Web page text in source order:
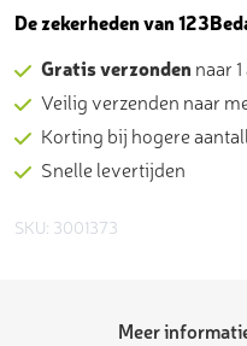
aantal
De zekerheden van
Gratis verzonden naar
Veilig verzenden naar
Korting bij hogere
Snelle levertijden
SKU: 3001373
Meer